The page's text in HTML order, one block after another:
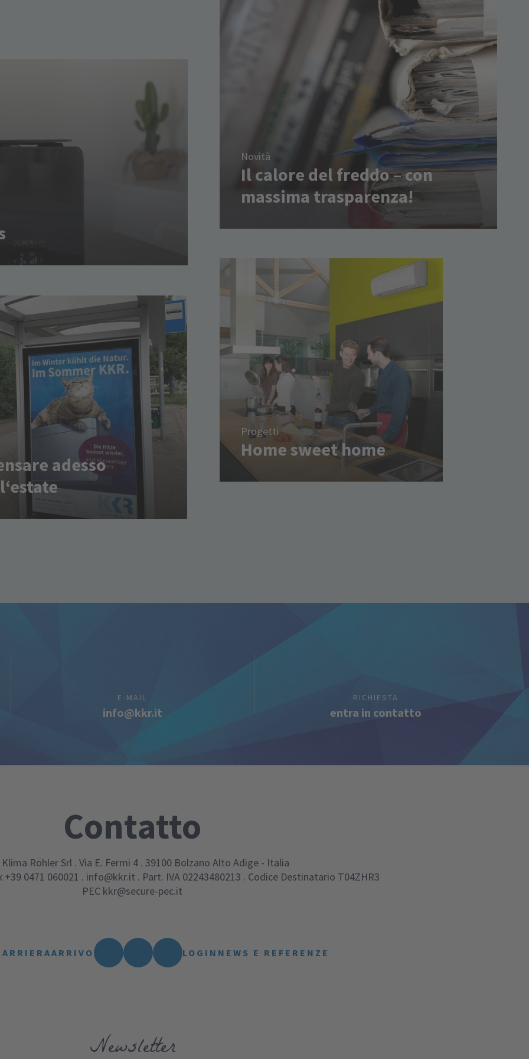
Novità
Il calore del freddo – con
massima trasparenza!
Progetti
Home sweet home
adesso
E-MAIL
info@kkr.it
RICHIESTA
entra in contatto
Contatto
Röhler Srl. Via E. Fermi 4. 39100 Bolzano Alto Adige - Italia
+39 0471 060021 . info@kkr.it . Part. IVA 02243480213 . Codice Destinatario T04ZHR3
PEC kkr@secure-pec.it
ARRIVO LOGIN NEWS E REFERENZE
Newsletter